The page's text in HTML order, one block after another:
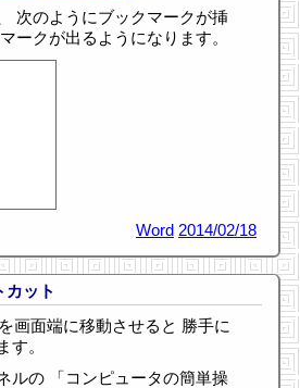
次のようにブックマークが挿
ークが出るようになります。
Word 2014/02/18
ット
画面端に移動させると 勝手に
す。
ルの 「コンピュータの簡単操